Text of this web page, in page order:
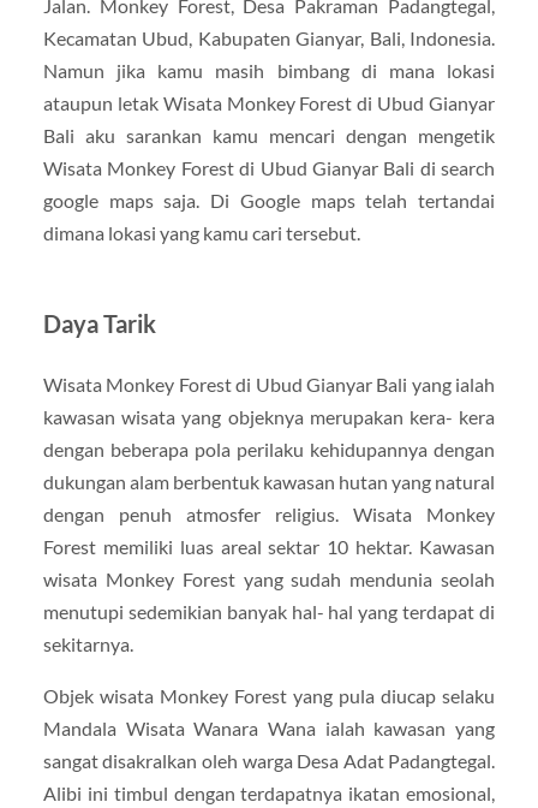
Jalan. Monkey Forest, Desa Pakraman Padangtegal,
Kecamatan Ubud, Kabupaten Gianyar, Bali, Indonesia.
Namun jika kamu masih bimbang di mana lokasi
ataupun letak Wisata Monkey Forest di Ubud Gianyar
Bali aku sarankan kamu mencari dengan mengetik
Wisata Monkey Forest di Ubud Gianyar Bali di search
google maps saja. Di Google maps telah tertandai
dimana lokasi yang kamu cari tersebut.
Daya Tarik
Wisata Monkey Forest di Ubud Gianyar Bali yang ialah
kawasan wisata yang objeknya merupakan kera- kera
dengan beberapa pola perilaku kehidupannya dengan
dukungan alam berbentuk kawasan hutan yang natural
dengan penuh atmosfer religius. Wisata Monkey
Forest memiliki luas areal sektar 10 hektar. Kawasan
wisata Monkey Forest yang sudah mendunia seolah
menutupi sedemikian banyak hal- hal yang terdapat di
sekitarnya.
Objek wisata Monkey Forest yang pula diucap selaku
Mandala Wisata Wanara Wana ialah kawasan yang
sangat disakralkan oleh warga Desa Adat Padangtegal.
Alibi ini timbul dengan terdapatnya ikatan emosional,